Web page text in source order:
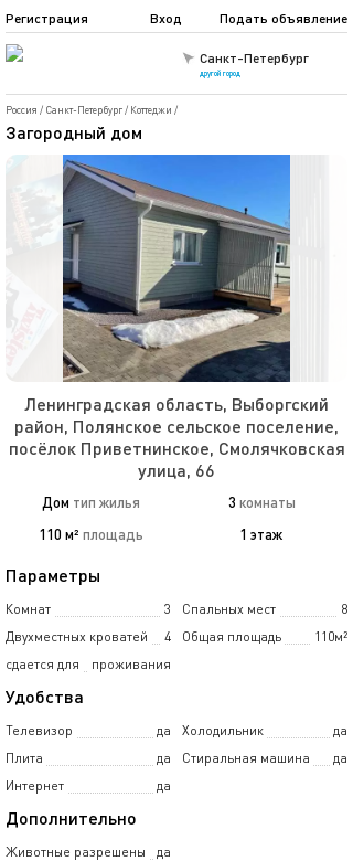
Санкт-Петербург
другой город
Подать объявление
Регистрация Вход
Россия / Санкт-Петербург/ Коттеджи /
Загородный дом
Ленинградская область, Выборгский
район, Полянское сельское поселение,
посёлок Приветнинское, Смолячковская
улица, 66
Дом тип жилья 3 комнаты
110 м² площадь 1 этаж
Параметры
Комнат 3 Спальных мест
8
Двухместных кроватей
4 Общая площадь
110м²
сдается для
проживания
Удобства
Телевизор да Холодильник
да
Плита
да Стиральная машина
да
Интернет
да
Дополнительно
Животные разрешены
да